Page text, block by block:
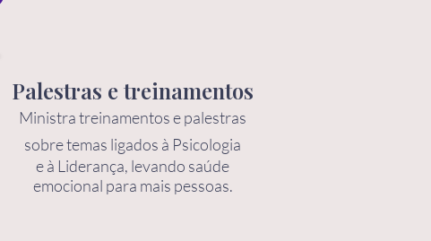
Palestras e treinamentos
Ministra treinamentos e palestras
sobre temas ligados à Psicologia
e à Liderança, levando saúde
emocional para mais pessoas.